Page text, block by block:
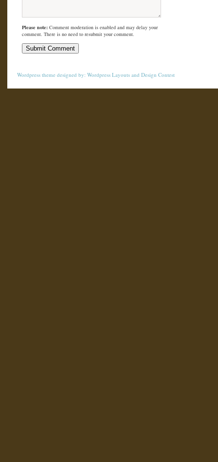
Please note: Comment moderation is enabled and may delay your
comment. There is no need to resubmit your comment.
Wordpress theme designed by: Wordpress Layouts and Design Contest